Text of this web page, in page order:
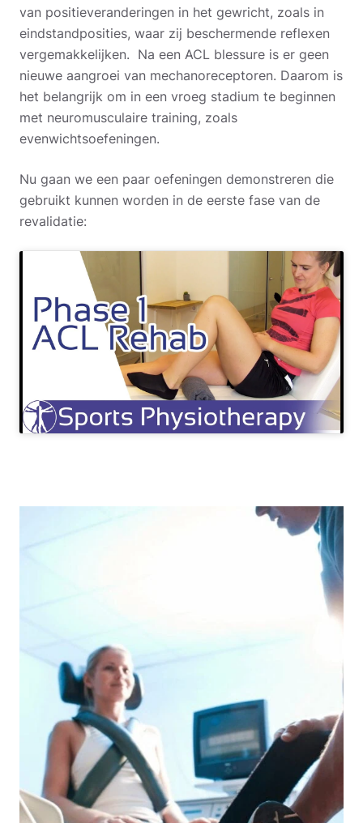
van positieveranderingen in het gewricht, zoals in
eindstandposities, waar zij beschermende reflexen
vergemakkelijken. Na een ACL blessure is er geen
nieuwe aangroei van mechanoreceptoren. Daarom is
het belangrijk om in een vroeg stadium te beginnen
met neuromusculaire training, zoals
evenwichtsoefeningen.
Nu gaan we een paar oefeningen demonstreren die
gebruikt kunnen worden in de eerste fase van de
revalidatie: